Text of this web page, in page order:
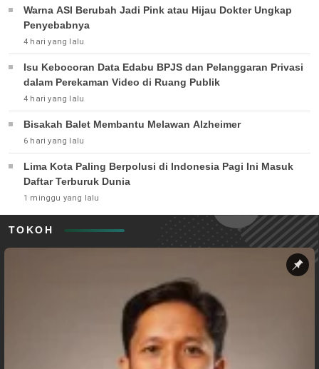
Warna ASI Berubah Jadi Pink atau Hijau Dokter Ungkap
Penyebabnya
4 hari yang lalu
Isu Kebocoran Data Edabu BPJS dan Pelanggaran Privasi
dalam Perekaman Video di Ruang Publik
4 hari yang lalu
Bisakah Balet Membantu Melawan Alzheimer
6 hari yang lalu
Lima Kota Paling Berpolusi di Indonesia Pagi Ini Masuk
Daftar Terburuk Dunia
1 minggu yang lalu
TOKOH